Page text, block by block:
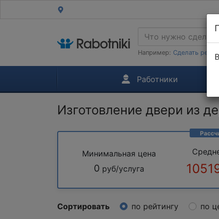
Например: Сделать
Работники
Изготовление двери из
Минимальная цена
0 руб/услуга
Сортировать по рейтингу по